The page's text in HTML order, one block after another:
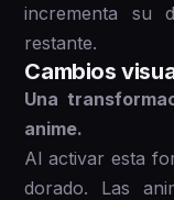
incrementa su
restante.
Cambios
Una
anime.
Al activar esta
dorado. Las